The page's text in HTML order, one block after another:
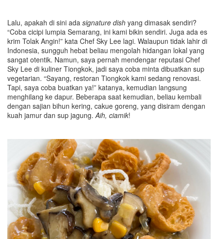
Lalu, apakah di sini ada signature dish yang dimasak sendiri?
“Coba cicipi lumpia Semarang, ini kami bikin sendiri. Juga ada es
krim Tolak Angin!” kata Chef Sky Lee lagi. Walaupun tidak lahir di
Indonesia, sungguh hebat beliau mengolah hidangan lokal yang
sangat otentik. Namun, saya pernah mendengar reputasi Chef
Sky Lee di kuliner Tiongkok, jadi saya coba minta dibuatkan sup
vegetarian. “Sayang, restoran Tiongkok kami sedang renovasi.
Tapi, saya coba buatkan ya!” katanya, kemudian langsung
menghilang ke dapur. Beberapa saat kemudian, beliau kembali
dengan sajian bihun kering, cakue goreng, yang disiram dengan
kuah jamur dan sup jagung.Aih, ciamik!